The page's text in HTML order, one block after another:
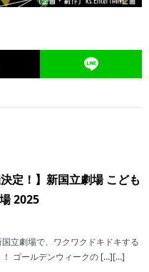
決定！】新国立劇場 こども
2025
立劇場で、ワクワクドキドキする
！ ゴールデンウィークの […][…]